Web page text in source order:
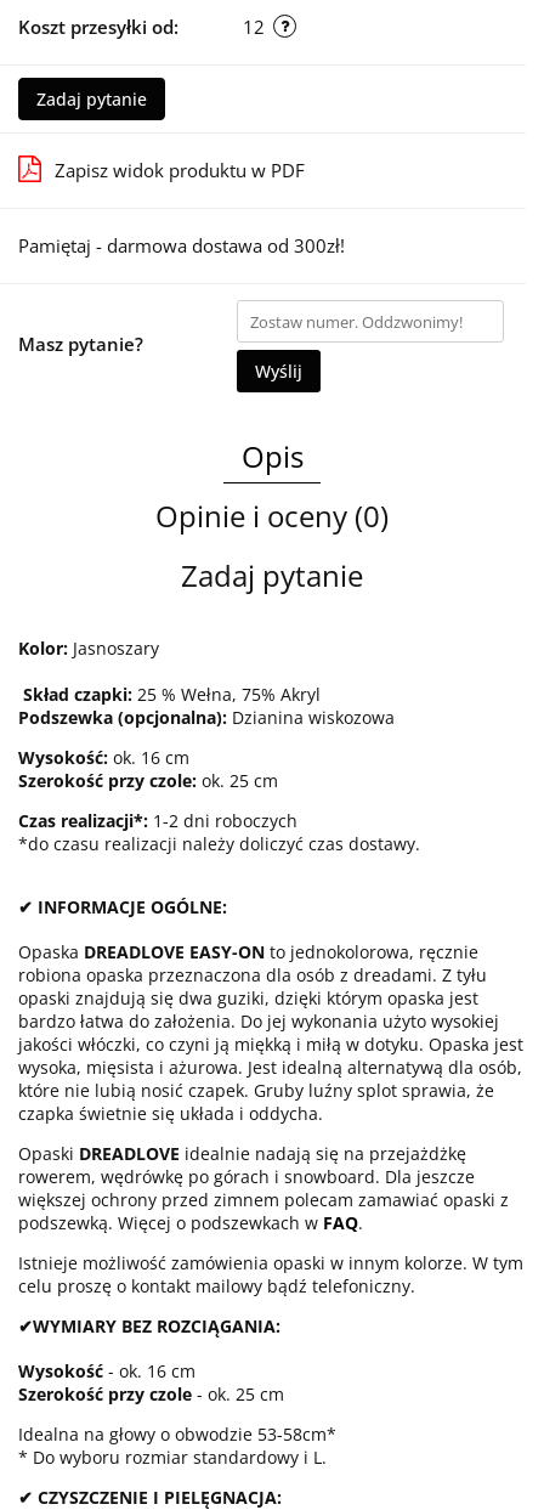
Koszt przesyłki od: 12
Zadaj pytanie
Zapisz widok produktu w PDF
Pamiętaj - darmowa dostawa od 300zł!
Masz pytanie?
Wyślij
Opis
Opinie i oceny (0)
Zadaj pytanie
Kolor: Jasnoszary
Skład czapki: 25 % Wełna, 75% Akryl
Podszewka (opcjonalna): Dzianina wiskozowa
Wysokość: ok. 16 cm
Szerokość przy czole: ok. 25 cm
Czas realizacji*: 1-2 dni roboczych
*do czasu realizacji należy doliczyć czas dostawy.
✔ INFORMACJE OGÓLNE:
Opaska DREADLOVE EASY-ON to jednokolorowa, ręcznie
robiona opaska przeznaczona dla osób z dreadami. Z tyłu
opaski znajdują się dwa guziki, dzięki którym opaska jest
bardzo łatwa do założenia. Do jej wykonania użyto wysokiej
jakości włóczki, co czyni ją miękką i miłą w dotyku. Opaska jest
wysoka, mięsista i ażurowa. Jest idealną alternatywą dla osób,
które nie lubią nosić czapek. Gruby luźny splot sprawia, że
czapka świetnie się układa i oddycha.
Opaski DREADLOVE idealnie nadają się na przejażdżkę
rowerem, wędrówkę po górach i snowboard. Dla jeszcze
większej ochrony przed zimnem polecam zamawiać opaski z
podszewką. Więcej o podszewkach w FAQ.
Istnieje możliwość zamówienia opaski w innym kolorze. W tym
celu proszę o kontakt mailowy bądź telefoniczny.
✔WYMIARY BEZ ROZCIĄGANIA:
Wysokość - ok. 16 cm
Szerokość przy czole - ok. 25 cm
Idealna na głowy o obwodzie 53-58cm*
* Do wyboru rozmiar standardowy i L.
✔ CZYSZCZENIE I PIELĘGNACJA: